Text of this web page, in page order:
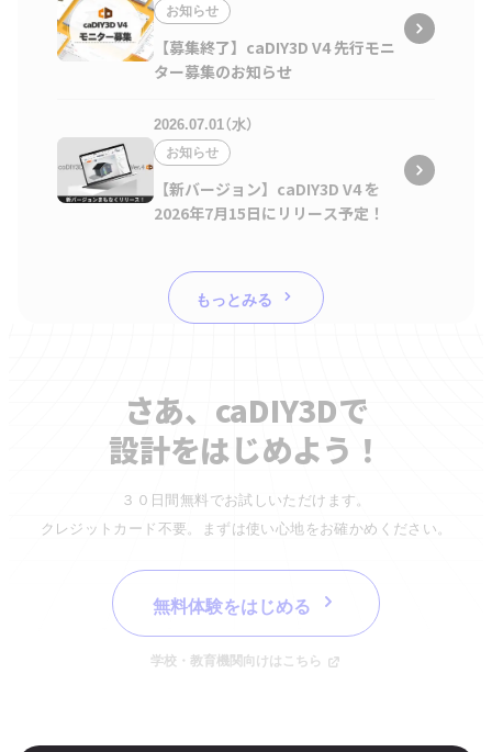
お知らせ
【募集終了】caDIY3D V4 先行モニ
ター募集のお知らせ
2026.07.01（水）
お知らせ
【新バージョン】caDIY3D V4 を
2026年7月15日にリリース予定！
もっとみる
さあ、caDIY3Dで
設計をはじめよう！
３０日間無料でお試しいただけます。
クレジットカード不要。まずは使い心地をお確かめください。
無料体験をはじめる
学校・教育機関向けはこちら